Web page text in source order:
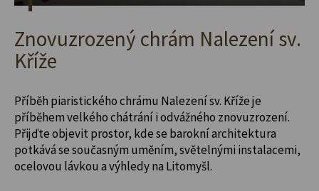
Znovuzrozený chrám Nalezení sv.
Kříže
Příběh piaristického chrámu Nalezení sv. Kříže je
příběhem velkého chátrání i odvážného znovuzrození.
Přijďte objevit prostor, kde se barokní architektura
potkává se současným uměním, světelnými instalacemi,
ocelovou lávkou a výhledy na Litomyšl.